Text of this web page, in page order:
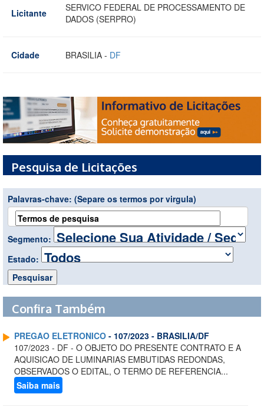
Licitante
SERVICO FEDERAL DE PROCESSAMENTO DE
DADOS (SERPRO)
Cidade BRASILIA - DF
Pesquisa de Licitações
Palavras-chave: (Separe os termos por virgula)
Segmento:
Estado:
Confira Também
PREGAO ELETRONICO - 107/2023 - BRASILIA/DF
107/2023 - DF - O OBJETO DO PRESENTE CONTRATO E A
AQUISICAO DE LUMINARIAS EMBUTIDAS REDONDAS,
OBSERVADOS O EDITAL, O TERMO DE REFERENCIA...
Saiba mais